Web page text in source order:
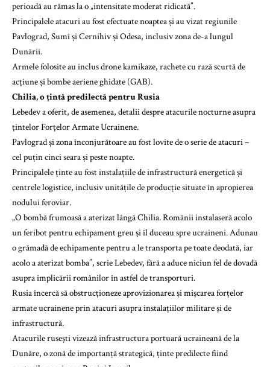
perioadă au rămas la o „intensitate moderat ridicată”.
Principalele atacuri au fost efectuate noaptea și au vizat regiunile
Pavlograd, Sumî și Cernihiv și Odesa, inclusiv zona de-a lungul
Dunării.
Armele folosite au inclus drone kamikaze, rachete cu rază scurtă de
acțiune și bombe aeriene ghidate (GAB).
Chilia, o țintă predilectă pentru Rusia
Lebedev a oferit, de asemenea, detalii despre atacurile nocturne asupra
țintelor Forțelor Armate Ucrainene.
Pavlograd și zona înconjurătoare au fost lovite de o serie de atacuri –
cel puțin cinci seara și peste noapte.
Principalele ținte au fost instalațiile de infrastructură energetică și
centrele logistice, inclusiv unitățile de producție situate în apropierea
nodului feroviar.
„O bombă frumoasă a aterizat lângă Chilia. Românii instalaseră acolo
un feribot pentru echipament greu și îl duceau spre ucraineni. Adunau
o grămadă de echipamente pentru a le transporta pe toate deodată, iar
acolo a aterizat bomba”, scrie Lebedev, fără a aduce niciun fel de dovadă
asupra implicării românilor în astfel de transporturi.
Rusia încercă să obstrucționeze aprovizionarea și mișcarea forțelor
armate ucrainene prin atacuri asupra instalațiilor militare și de
infrastructură.
Atacurile rusești vizează infrastructura portuară ucraineană de la
Dunăre, o zonă de importanță strategică, ținte predilecte fiind